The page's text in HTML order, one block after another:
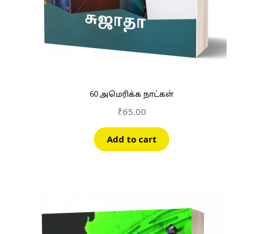
60 அமெரிக்க நாட்கள்
₹65.00
Add to cart